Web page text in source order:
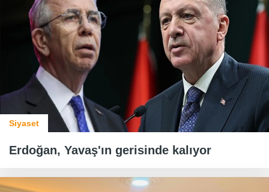
Siyaset
Erdoğan, Yavaş'ın gerisinde kalıyor